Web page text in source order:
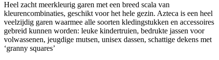
Heel zacht meerkleurig garen met een breed scala van
kleurencombinaties, geschikt voor het hele gezin. Azteca is een heel
veelzijdig garen waarmee alle soorten kledingstukken en accessoires
gebreid kunnen worden: leuke kindertruien, bedrukte jassen voor
volwassenen, jeugdige mutsen, unisex dassen, schattige dekens met
‘granny squares’